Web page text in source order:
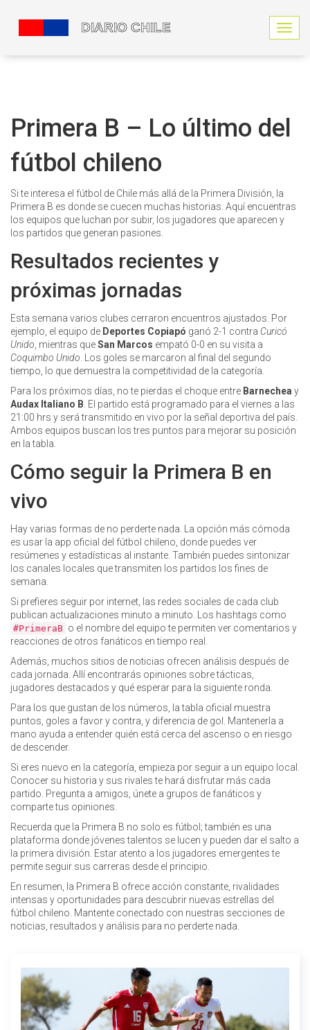
N
a
i
ó
a
Primera B – Lo último del
fútbol chileno
Si te interesa el fútbol de Chile más allá de la Primera División, la
Primera B es donde se cuecen muchas historias. Aquí encuentras
los equipos que luchan por subir, los jugadores que aparecen y
los partidos que generan pasiones.
Resultados recientes y
próximas jornadas
Esta semana varios clubes cerraron encuentros ajustados. Por
ejemplo, el equipo de Deportes Copiapó ganó 2-1 contra Curicó
Unido , mientras queSan Marcos empató 0-0 en su visita a
Coquimbo Unido . Los goles se marcaron al final del segundo
tiempo, lo que demuestra la competitividad de la categoría.
Para los próximos días, no te pierdas el choque entre Barnechea y
Audax Italiano B . El partido está programado para el viernes a las
21:00 hrs y será transmitido en vivo por la señal deportiva del país.
Ambos equipos buscan los tres puntos para mejorar su posición
en la tabla.
Cómo seguir la Primera B en
vivo
Hay varias formas de no perderte nada. La opción más cómoda
es usar la app oficial del fútbol chileno, donde puedes ver
resúmenes y estadísticas al instante. También puedes sintonizar
los canales locales que transmiten los partidos los fines de
semana.
Si prefieres seguir por internet, las redes sociales de cada club
publican actualizaciones minuto a minuto. Los hashtags como
#PrimeraB o el nombre del equipo te permiten ver comentarios y
reacciones de otros fanáticos en tiempo real.
Además, muchos sitios de noticias ofrecen análisis después de
cada jornada. Allí encontrarás opiniones sobre tácticas,
jugadores destacados y qué esperar para la siguiente ronda.
Para los que gustan de los números, la tabla oficial muestra
puntos, goles a favor y contra, y diferencia de gol. Mantenerla a
mano ayuda a entender quién está cerca del ascenso o en riesgo
de descender.
Si eres nuevo en la categoría, empieza por seguir a un equipo local.
Conocer su historia y sus rivales te hará disfrutar más cada
partido. Pregunta a amigos, únete a grupos de fanáticos y
comparte tus opiniones.
Recuerda que la Primera B no solo es fútbol; también es una
plataforma donde jóvenes talentos se lucen y pueden dar el salto a
la primera división. Estar atento a los jugadores emergentes te
permite seguir sus carreras desde el principio.
En resumen, la Primera B ofrece acción constante, rivalidades
intensas y oportunidades para descubrir nuevas estrellas del
fútbol chileno. Mantente conectado con nuestras secciones de
noticias, resultados y análisis para no perderte nada.